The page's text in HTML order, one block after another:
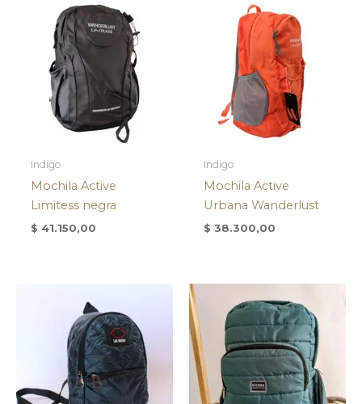
Indigo
Mochila Active
Limitess negra
$ 41.150,00
Indigo
Mochila Active
Urbana Wanderlust
$ 38.300,00